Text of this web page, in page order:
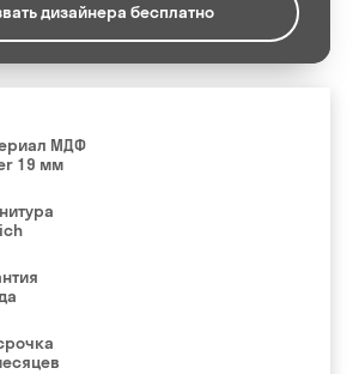
дизайнера бесплатно
МДФ
19 мм